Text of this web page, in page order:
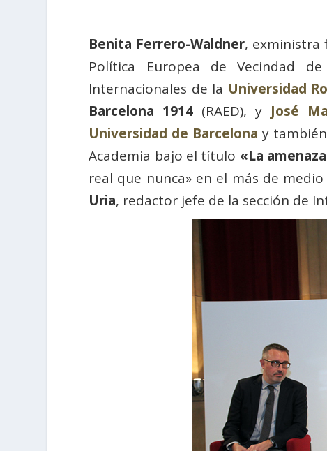
Benita Ferrero-Waldner, exministra
Política Europea de Vecindad
Internacionales de la Universidad
Barcelona 1914 (RAED), y José
Universidad de Barcelona y
Academia bajo el título «La
real que nunca» en el más de
Uria, redactor jefe de la sección de